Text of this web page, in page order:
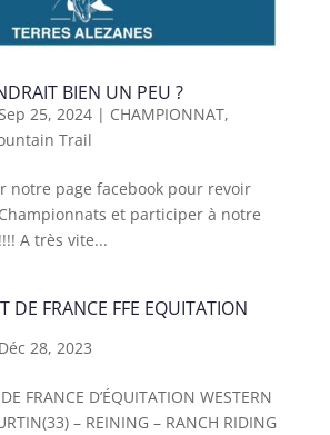
BIEN UN PEU ?
25, 2024| CHAMPIONNAT,
Trail
notre page facebook pour revoir
et participer à notre
A très vite...
DE FRANCE FFE EQUITATION
Déc 28, 2023
FRANCE D’ÉQUITATION WESTERN
– REINING – RANCH RIDING